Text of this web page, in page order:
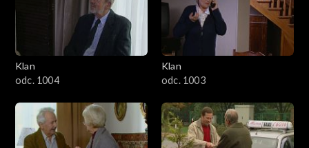
Klan
odc. 1004
Klan
odc. 1003